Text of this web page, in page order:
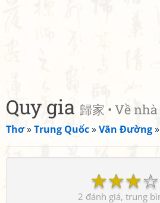
Quy gia 歸家 • Về nhà
Thơ»Trung Quốc»Vãn Đường»
☆
☆
☆
☆
2